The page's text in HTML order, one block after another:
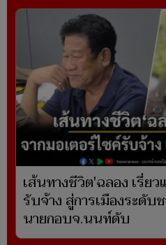
เส้นทางชีวิต'ฉลอง เรี่ย
รับจ้าง สู่การเมืองระดั
นายกอบจ.นนท์ดับ